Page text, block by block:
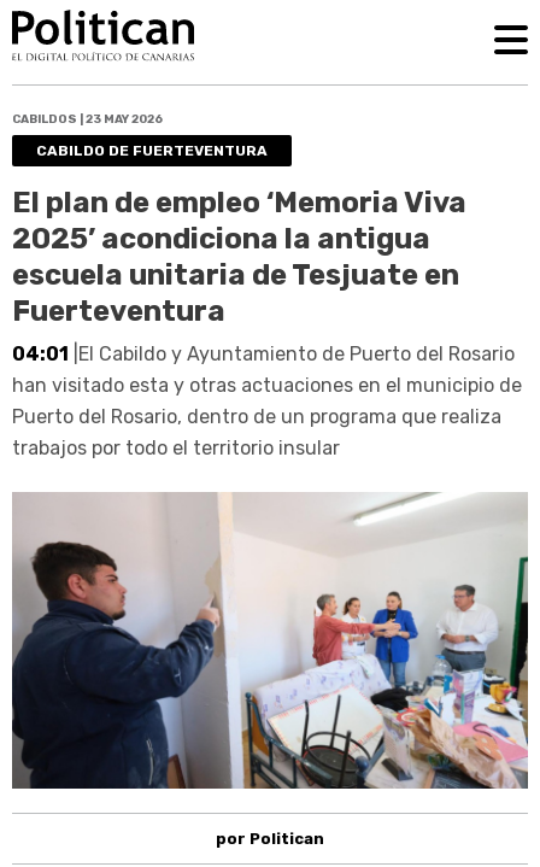
CABILDOS | 23 MAY 2026
CABILDO DE FUERTEVENTURA
El plan de empleo ‘Memoria Viva
2025’ acondiciona la antigua
escuela unitaria de Tesjuate en
Fuerteventura
04:01 |El Cabildo y Ayuntamiento de Puerto del Rosario
han visitado esta y otras actuaciones en el municipio de
Puerto del Rosario, dentro de un programa que realiza
trabajos por todo el territorio insular
por Politican